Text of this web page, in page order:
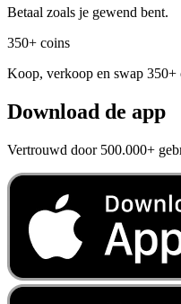
Betaal zoals je gewend bent.
350+ coins
Koop, verkoop en swap 350+
Download de app
Vertrouwd door 500.000+